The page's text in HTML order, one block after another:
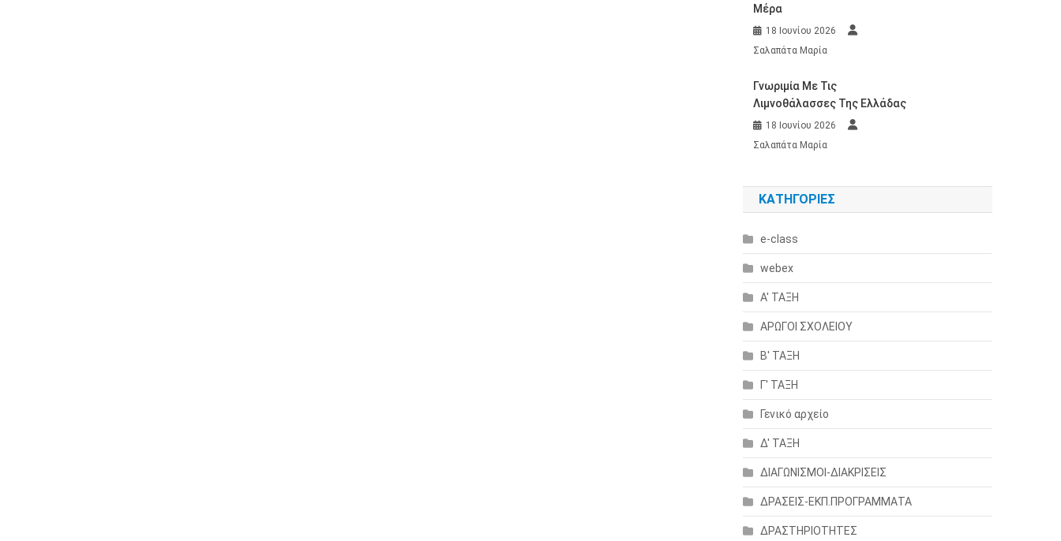
Μέρα
18 Ιουνίου 2026
Σαλαπάτα Μαρία
Γνωριμία Με Τις
Λιμνοθάλασσες Της Ελλάδας
18 Ιουνίου 2026
Σαλαπάτα Μαρία
KΑΤΗΓΟΡΊΕΣ
e-class
webex
Α' ΤΑΞΗ
ΑΡΩΓΟΙ ΣΧΟΛΕΙΟΥ
Β' ΤΑΞΗ
Γ' ΤΑΞΗ
Γενικό αρχείο
Δ' ΤΑΞΗ
ΔΙΑΓΩΝΙΣΜΟΙ-ΔΙΑΚΡΙΣΕΙΣ
ΔΡΑΣΕΙΣ-ΕΚΠ.ΠΡΟΓΡΑΜΜΑΤΑ
ΔΡΑΣΤΗΡΙΟΤΗΤΕΣ